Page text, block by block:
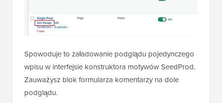
Spowoduje to załadowanie podglądu pojedynczego
wpisu w interfejsie konstruktora motywów SeedProd.
Zauważysz blok formularza komentarzy na dole
podglądu.